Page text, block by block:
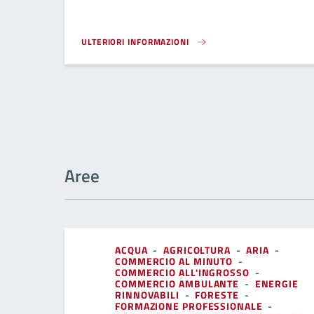
ULTERIORI INFORMAZIONI
REGOLAMENTI AMBIENTE}
Aree
ACQUA -AGRICOLTURA -ARIA -
COMMERCIO AL MINUTO -
COMMERCIO ALL'INGROSSO -
COMMERCIO AMBULANTE - ENERGIE
RINNOVABILI - FORESTE -
FORMAZIONE PROFESSIONALE -